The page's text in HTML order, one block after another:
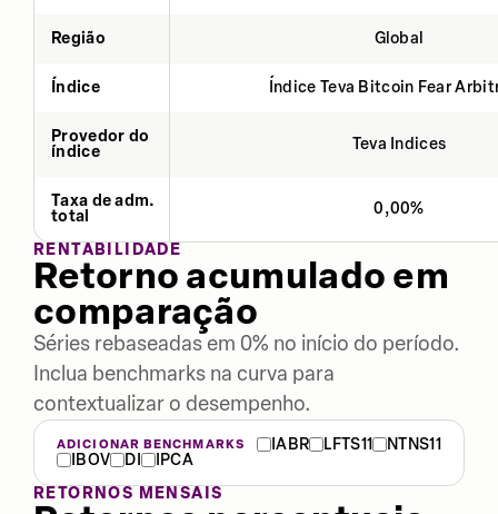
Região Global
Índice Índice Teva Bitcoin Fear
Provedor do
índice
Teva Indices
Taxa de adm.
total
0,00%
RENTABILIDADE
Retorno acumulado em
comparação
Séries rebaseadas em 0% no início do período.
Inclua benchmarks na curva para
contextualizar o desempenho.
ADICIONAR BENCHMARKS IABR LFTS11
NTNS11
IBOV
DI
IPCA
RETORNOS MENSAIS